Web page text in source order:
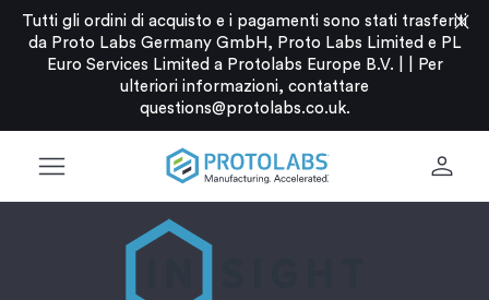
Tutti gli ordini di acquisto e i pagamenti sono stati trasferiti
da Proto Labs Germany GmbH, Proto Labs Limited e PL
Euro Services Limited a Protolabs Europe B.V. |
Per
ulteriori informazioni, contattare
questions@protolabs.co.uk.
close
menu person